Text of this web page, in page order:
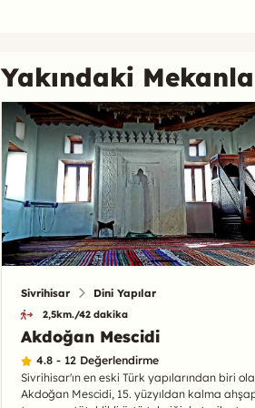
Yakındaki
Sivrihisar Dini Yapılar
2,5km./42 dakika
Akdoğan Mescidi
4.8 - 12 Değerlendirme
Sivrihisar'ın en eski Türk yapılarından biri
Akdoğan Mescidi, 15. yüzyıldan kalma